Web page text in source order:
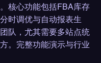
核心功能包括FBA库存
时调优与自动报表生
队，尤其需要多站点统
。完整功能演示与行业